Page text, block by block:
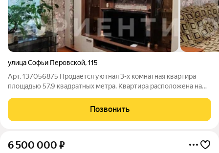
улица Софьи Перовской,115
Арт. 137056875 Продаётся уютная 3-х комнатная квартира
площадью 57.9 квадратных метра. Квартира расположена на
грамотно организовано: Кухня 7м2, Комнаты изолированные,
на разные стороны. Санузел
Позвонить
6 500 000 ₽